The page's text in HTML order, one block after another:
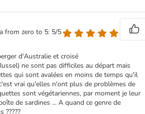
from zero to 5: 5/5
d'Australie et croisé
ne sont pas difficiles au départ mais
qui sont avalées en moins de temps qu'il
vrai qu'elles n'ont plus de problèmes de
sont végétariennes, par moment je leur
de sardines ... A quand ce genre de
?????